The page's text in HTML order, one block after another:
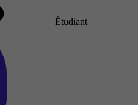
Étudiant